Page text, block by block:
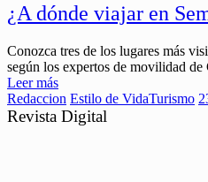
¿A dónde viajar en
Conozca tres de los lugares más
según los expertos de movilidad
Leer más
Redaccion Estilo de VidaTurismo
Revista Digital